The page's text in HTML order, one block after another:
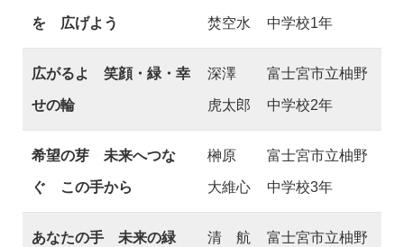
を 広げよう 焚空水 中学校1年
広がるよ 笑顔・緑・幸
せの輪
深澤
虎太郎
富士宮市立柚野
中学校2年
希望の芽 未来へつな
ぐ この手から
榊原
大維心
富士宮市立柚野
中学校3年
あなたの手 未来の緑 清 航 富士宮市立柚野